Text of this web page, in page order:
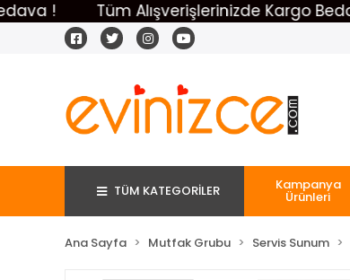
! Tüm Alışverişlerinizde Kargo Bedava !
TÜM KATEGORİLER Kampanya
Ürünleri
Ana Sayfa Mutfak Grubu Servis Sunum